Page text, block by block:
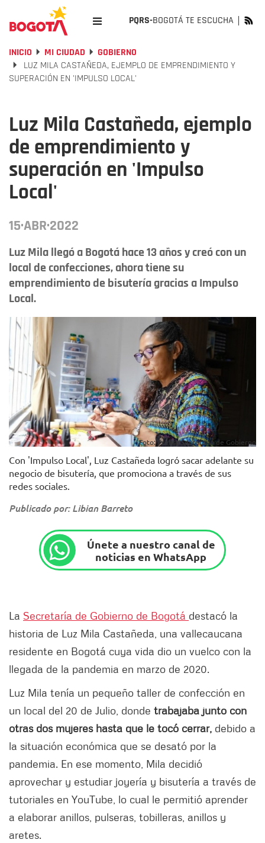
PQRS-BOGOTÁ TE ESCUCHA
INICIO MI CIUDAD
GOBIERNO
LUZ MILA CASTAÑEDA, EJEMPLO DE EMPRENDIMIENTO Y
SUPERACIÓN EN 'IMPULSO LOCAL'
Luz Mila Castañeda, ejemplo
de emprendimiento y
superación en 'Impulso
Local'
15·ABR·2022
Luz Mila llegó a Bogotá hace 13 años y creó con un
local de confecciones, ahora tiene su
emprendimiento de bisutería gracias a Impulso
Local.
Foto: Prensa Secretaría de Gobierno
Con 'Impulso Local', Luz Castañeda logró sacar adelante su
negocio de bisutería, que promociona a través de sus
redes sociales.
Publicado por: Libian Barreto
Únete a nuestro canal de
noticias en WhatsApp
La Secretaría de Gobierno de Bogotá destacó la
historia de Luz Mila Castañeda, una vallecaucana
residente en Bogotá cuya vida dio un vuelco con la
llegada de la pandemia en marzo de 2020.
Luz Mila tenía un pequeño taller de confección en
un local del 20 de Julio, donde trabajaba junto con
otras dos mujeres hasta que le tocó cerrar, debido a
la situación económica que se desató por la
pandemia. En ese momento, Mila decidió
aprovechar y estudiar joyería y bisutería a través de
tutoriales en YouTube, lo cual le permitió aprender
a elaborar anillos, pulseras, tobilleras, anillos y
aretes.